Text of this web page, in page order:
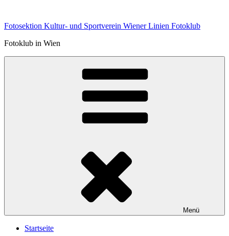
springen
Fotosektion Kultur- und Sportverein Wiener Linien Fotoklub
Fotoklub in Wien
Menü
Startseite